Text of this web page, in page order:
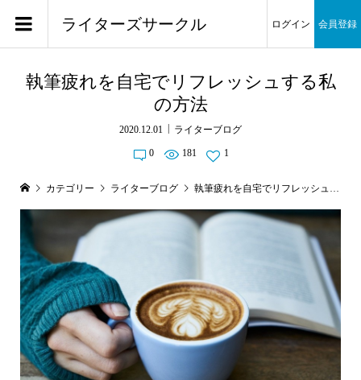
ライターズサークル ログイン 会員登録
執筆疲れを自宅でリフレッシュする私
の方法
2020.12.01 ライターブログ
0 181 1
カテゴリー ライターブログ 執筆疲れを自宅でリフレッシュする私の方法